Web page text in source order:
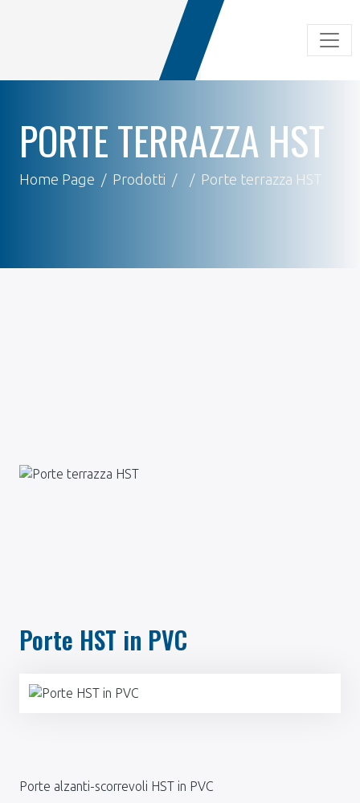
PORTE TERRAZZA HST
Home Page Prodotti Porte terrazza HST
Porte HST in PVC
Porte alzanti-scorrevoli HST in PVC